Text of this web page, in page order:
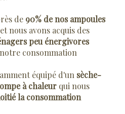
de 90% de nos ampoules
et nous avons acquis des
peu énergivores
consommation
équipé d'un sèche-
à chaleur qui nous
la consommation